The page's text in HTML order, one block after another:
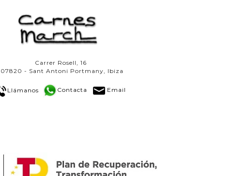
Carrer Rosell, 16
- Sant Antoni Portmany, Ibiza
Llámanos Contacta Email